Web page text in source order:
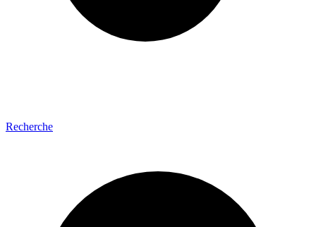
Recherche